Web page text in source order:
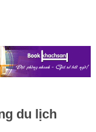
du lịch